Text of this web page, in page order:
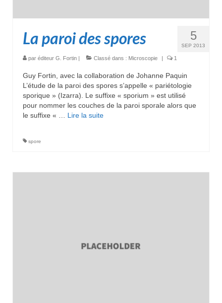
5
SEP 2013
La paroi des spores
par éditeur G. Fortin Classé dans : Microscopie 1
Guy Fortin, avec la collaboration de Johanne Paquin
L’étude de la paroi des spores s’appelle « pariétologie
sporique » (Izarra). Le suffixe « sporium » est utilisé
pour nommer les couches de la paroi sporale alors que
le suffixe « … Lire la suite­­
spore